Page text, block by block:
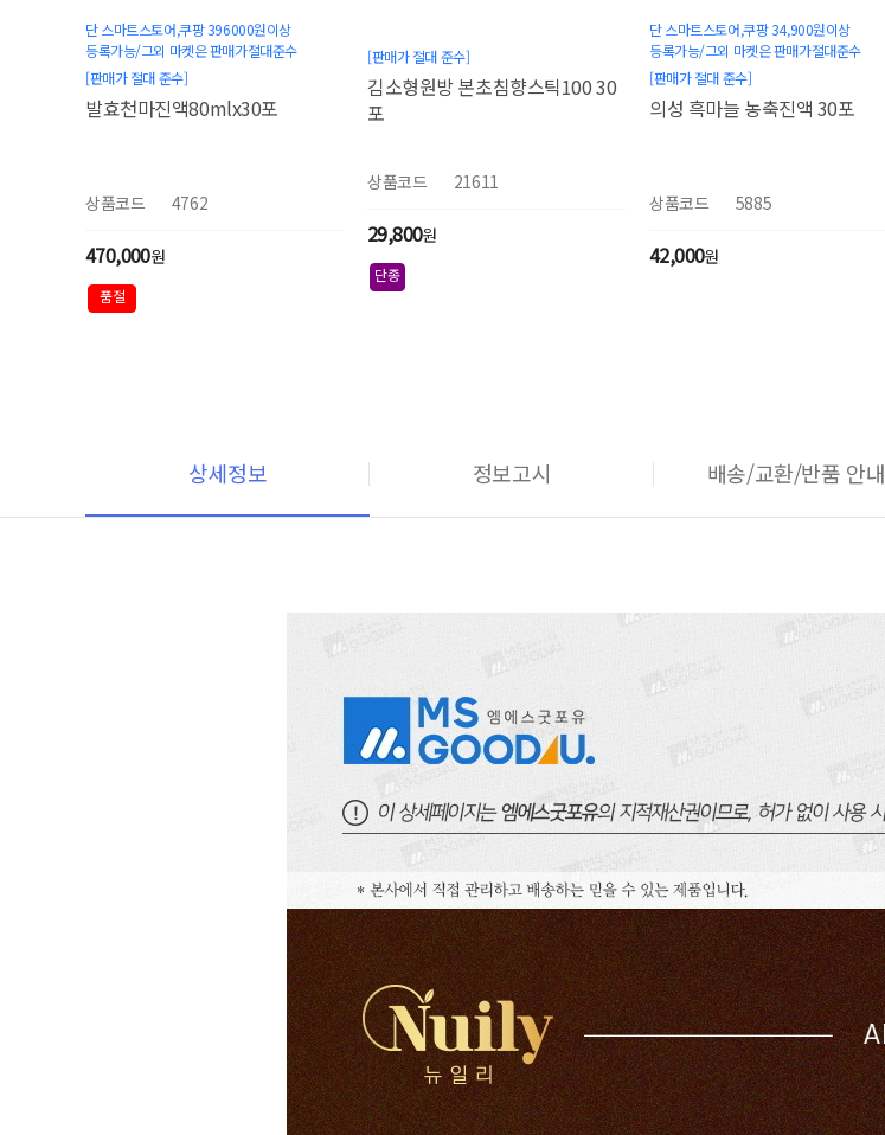
단 스마트스토어,쿠팡 396000원이상
등록가능/그외 마켓은 판매가절대준수
[판매가 절대 준수]
발효천마진액80mlx30포
상품코드 4762
470,000원
품절
[판매가 절대 준수]
김소형원방 본초침향스틱100 30
포
상품코드 21611
29,800원
단종
단 스마트스토어,쿠팡 34,900원이상
등록가능/그외 마켓은 판매가절대준수
[판매가 절대 준수]
의성 흑마늘 농축진액 30포
상품코드 5885
42,000원
상세정보 정보고시 배송/교환/반품 안내